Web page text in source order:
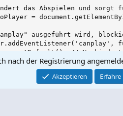
das Abspielen und sorgt
=
ausgeführt wird,
// Verhindert
kann
nach der Registrierung
Akzeptieren